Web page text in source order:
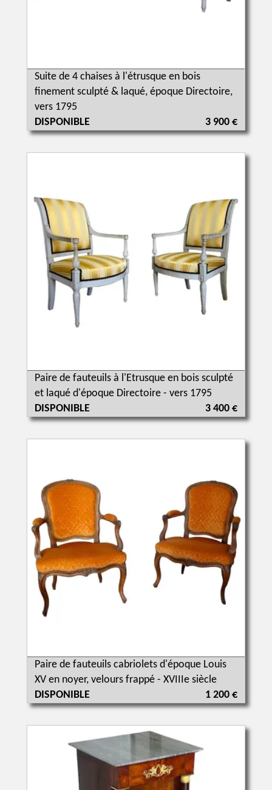
Suite de 4 chaises à l'étrusque en bois
finement sculpté & laqué, époque Directoire,
vers 1795
DISPONIBLE
3 900 €
Paire de fauteuils à l'Etrusque en bois sculpté
et laqué d'époque Directoire - vers 1795
DISPONIBLE
3 400 €
Paire de fauteuils cabriolets d'époque Louis
XV en noyer, velours frappé - XVIIIe siècle
DISPONIBLE
1 200 €